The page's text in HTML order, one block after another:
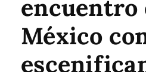
encuentro
México